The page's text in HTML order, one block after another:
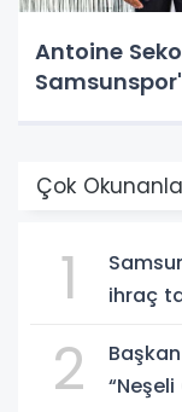
Antoine
Çok
1
ihraç
2